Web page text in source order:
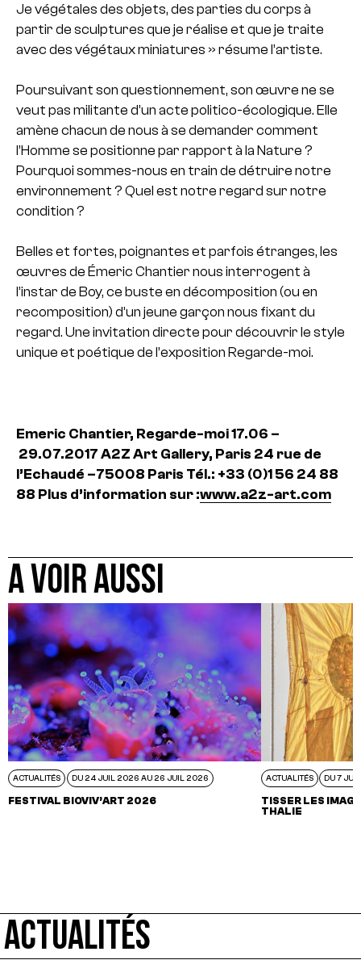
Je végétales des objets, des parties du corps à
partir de sculptures que je réalise et que je traite
avec des végétaux miniatures » résume l’artiste.
Poursuivant son questionnement, son œuvre ne se
veut pas militante d’un acte politico-écologique. Elle
amène chacun de nous à se demander comment
l’Homme se positionne par rapport à la Nature ?
Pourquoi sommes-nous en train de détruire notre
environnement ? Quel est notre regard sur notre
condition ?
Belles et fortes, poignantes et parfois étranges, les
œuvres de Émeric Chantier nous interrogent à
l’instar de Boy, ce buste en décomposition (ou en
recomposition) d’un jeune garçon nous fixant du
regard. Une invitation directe pour découvrir le style
unique et poétique de l’exposition Regarde-moi.
Emeric Chantier, Regarde-moi17.06 –
29.07.2017 A2Z Art Gallery, Paris 24 rue de
l’Echaudé –75008 Paris Tél.: +33 (0)1 56 24 88
88 Plus d’information sur :www.a2z-art.com
A VOIR AUSSI
ACTUALITÉS DU 24 JUIL 2026 AU 26 JUIL 2026
FESTIVAL BIOVIV’ART 2026
ACTUALITÉS DU 7
TISSER LES
THALIE
ACTUALITÉS